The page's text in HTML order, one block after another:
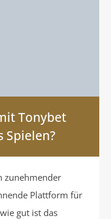
Tonybet
Spielen?
zunehmender
Plattform für
gut ist das